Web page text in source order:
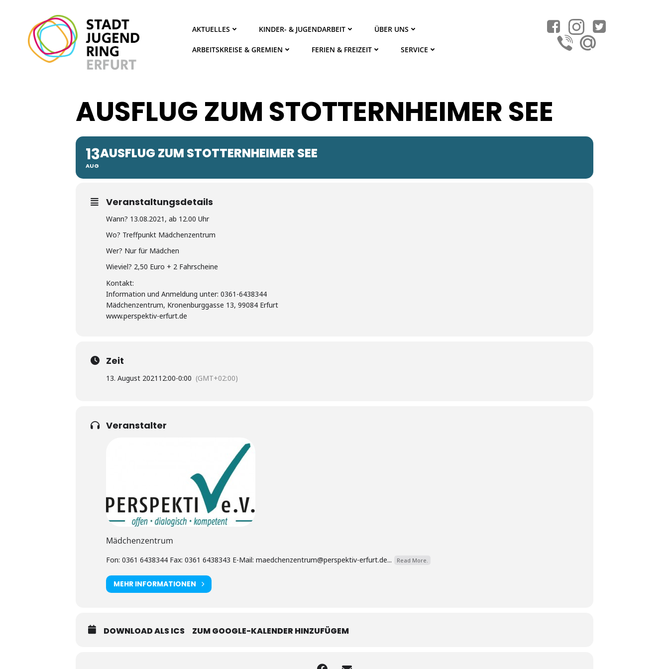
springen
AKTUELLES KINDER- & JUGENDARBEIT ÜBER UNS
ARBEITSKREISE & GREMIEN FERIEN & FREIZEIT SERVICE
AUSFLUG ZUM STOTTERNHEIMER SEE
13
AUG
AUSFLUG ZUM STOTTERNHEIMER SEE
Veranstaltungsdetails
Wann? 13.08.2021, ab 12.00 Uhr
Wo? Treffpunkt Mädchenzentrum
Wer? Nur für Mädchen
Wieviel? 2,50 Euro + 2 Fahrscheine
Kontakt:
Information und Anmeldung unter: 0361-6438344
Mädchenzentrum, Kronenburggasse 13, 99084 Erfurt
www.perspektiv-erfurt.de
Zeit
13. August 2021 12:00-0:00 (GMT+02:00)
Veranstalter
Mädchenzentrum
Fon: 0361 6438344 Fax: 0361 6438343 E-Mail: maedchenzentrum@perspektiv-erfurt.de... Read More.
MEHR INFORMATIONEN
DOWNLOAD ALS ICS ZUM GOOGLE-KALENDER HINZUFÜGEM